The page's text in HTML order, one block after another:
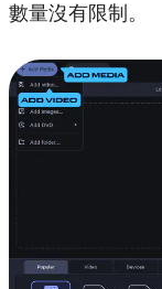
數量沒有限制。